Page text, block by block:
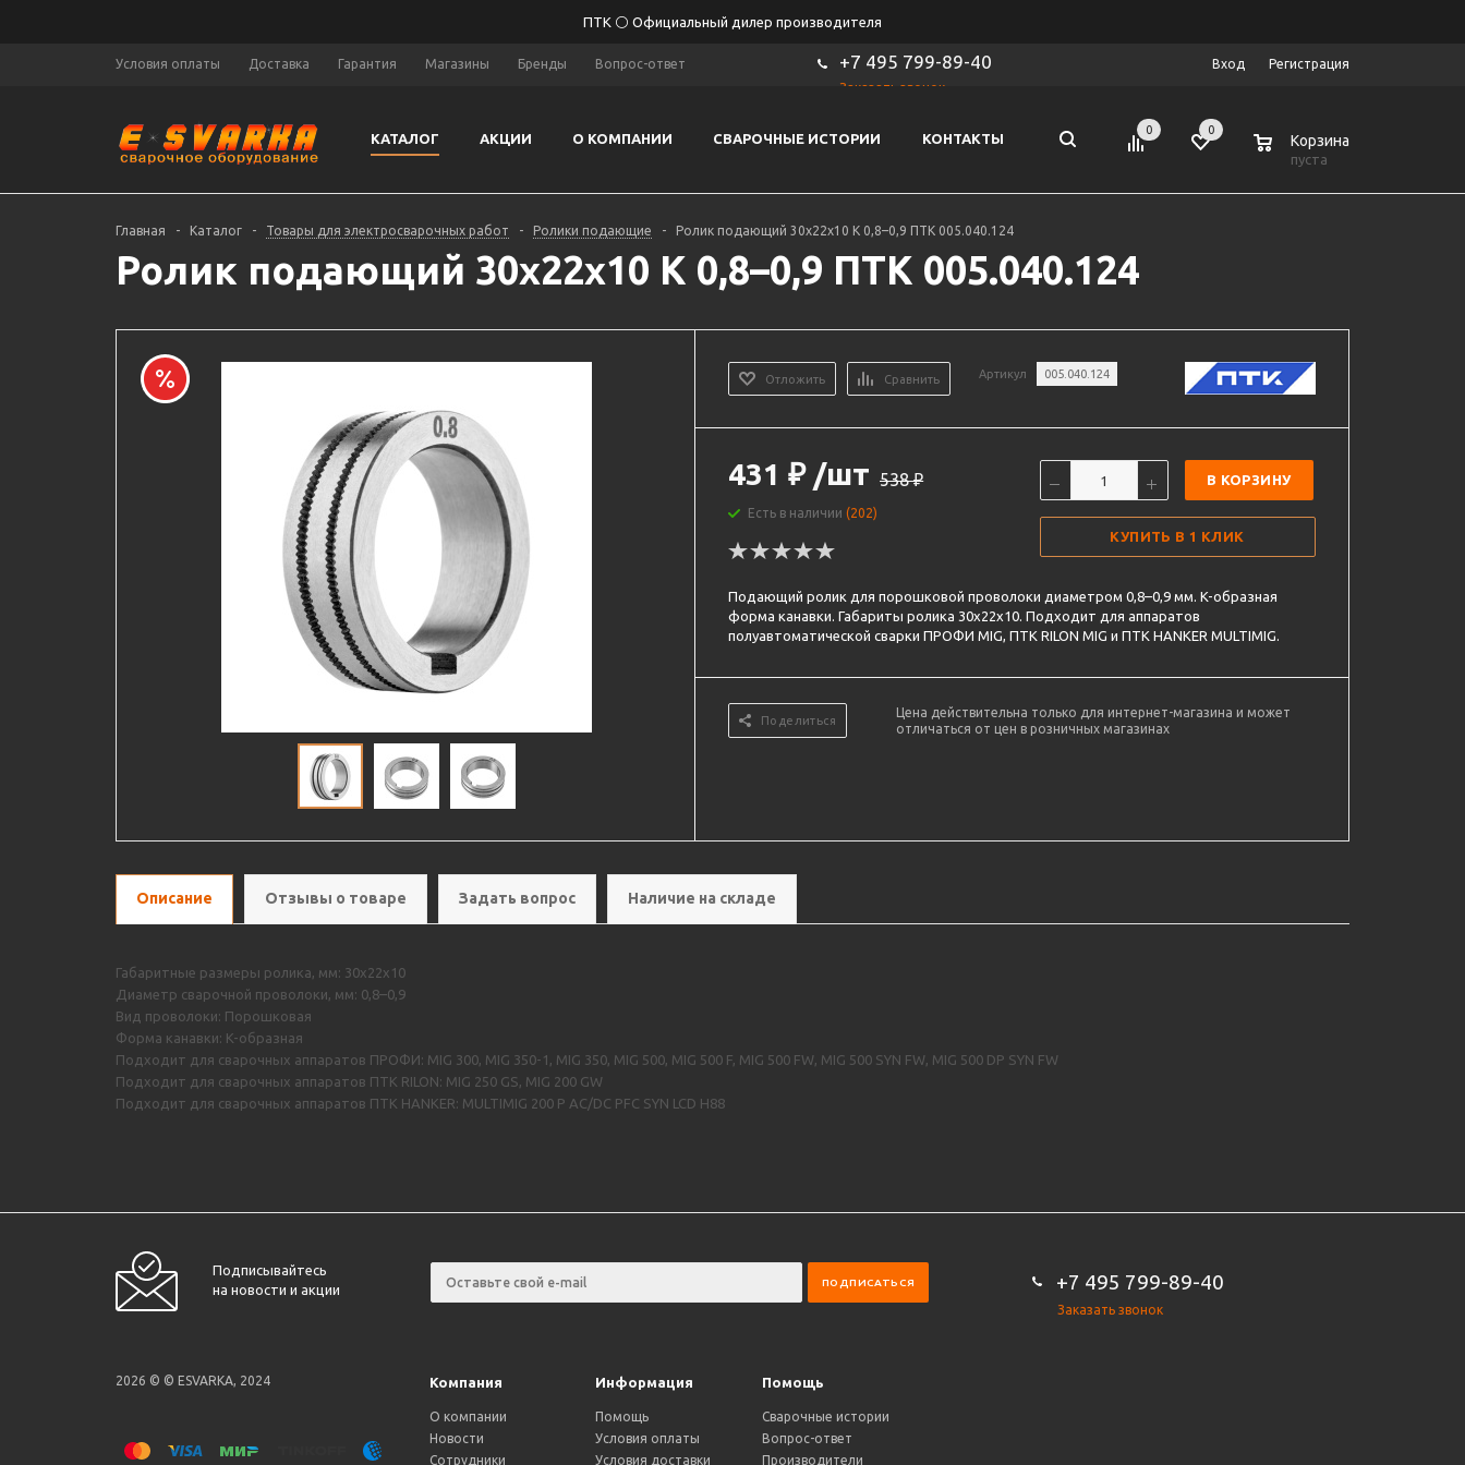
ПТК ⚪ Официальный дилер производителя
Условия оплаты Доставка Гарантия Магазины Бренды Вопрос-ответ +7 495 799-89-40
Заказать звонок
Вход Регистрация
КАТАЛОГ АКЦИИ О КОМПАНИИ СВАРОЧНЫЕ ИСТОРИИ КОНТАКТЫ
0 0
Корзина
пуста
Главная - Каталог - Товары для электросварочных работ - Ролики подающие - Ролик подающий 30х22х10 K 0,8–0,9 ПТК 005.040.124
Ролик подающий 30х22х10 K 0,8–0,9 ПТК 005.040.124
Отложить Сравнить Артикул 005.040.124
431 ₽ /шт 538₽
Есть в наличии(202)
В КОРЗИНУ
КУПИТЬ В 1 КЛИК
Подающий ролик для порошковой проволоки диаметром 0,8–0,9 мм. K-образная
форма канавки. Габариты ролика 30х22х10. Подходит для аппаратов
полуавтоматической сварки ПРОФИ MIG, ПТК RILON MIG и ПТК HANKER MULTIMIG.
Поделиться
Цена действительна только для интернет-магазина и может
отличаться от цен в розничных магазинах
Описание Отзывы о товаре Задать вопрос Наличие на складе
Габаритные размеры ролика, мм: 30х22х10
Диаметр сварочной проволоки, мм: 0,8–0,9
Вид проволоки: Порошковая
Форма канавки: K-образная
Подходит для сварочных аппаратов ПРОФИ: MIG 300, MIG 350-1, MIG 350, MIG 500, MIG 500 F, MIG 500 FW, MIG 500 SYN FW, MIG 500 DP SYN FW
Подходит для сварочных аппаратов ПТК RILON: MIG 250 GS, MIG 200 GW
Подходит для сварочных аппаратов ПТК HANKER: MULTIMIG 200 P AC/DC PFC SYN LCD H88
Подписывайтесь
на новости и акции
+7 495 799-89-40
Заказать звонок
2026 © © ESVARKA, 2024 Компания Информация Помощь
О компании
Новости
Сотрудники
Помощь
Условия оплаты
Условия доставки
Сварочные истории
Вопрос-ответ
Производители